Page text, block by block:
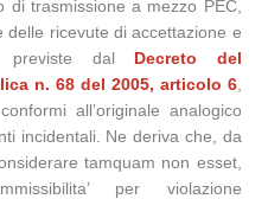
di trasmissione a mezzo PEC,
delle ricevute di accettazione e
previste dal Decreto del
n. 68 del 2005, articolo 6,
all’originale analogico
incidentali. Ne deriva che, da
tamquam non esset,
per violazione